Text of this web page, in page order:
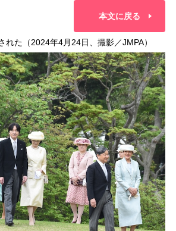
本文に戻る
れた（2024年4月24日、撮影／JMPA）